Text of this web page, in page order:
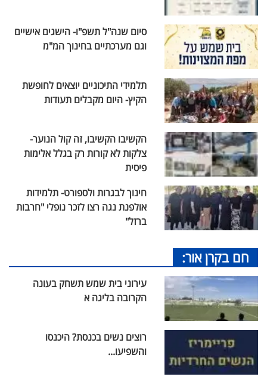
סיום שנה"ל תשפ"ו- הישגים אישיים
וגם מערכתיים בחינוך המ"מ
תלמידי התיכוניים יוצאים לחופשת
הקיץ- היום מקבלים תעודות
הקשיבו הקשיבו, זה קול הנוער-
צלקות לא קורות רק בגלל אלימות
פיסית
חינוך לבגרות ולספורט- תלמידות
אולפנת נגה רצו לזכר נופלי "חרבות
ברזל"
חם בקרן אור:
עירוני בית שמש תשחק בעונה
הקרובה בליגה א
רוצים נשים בכנסת? היכנסו
והשפיעו...